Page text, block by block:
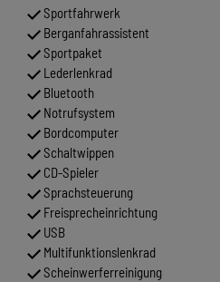
Sportfahrwerk
Berganfahrassistent
Sportpaket
Lederlenkrad
Bluetooth
Notrufsystem
Bordcomputer
Schaltwippen
CD-Spieler
Sprachsteuerung
Freisprecheinrichtung
USB
Multifunktionslenkrad
Scheinwerferreinigung